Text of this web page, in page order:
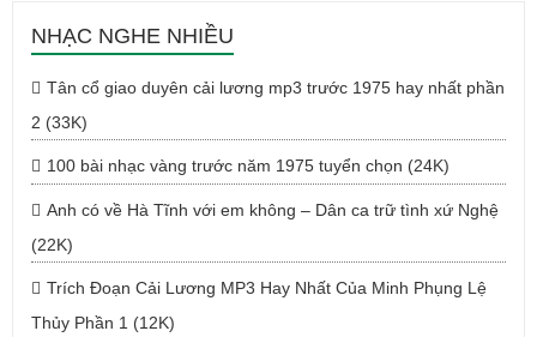
NHẠC NGHE NHIỀU
Tân cổ giao duyên cải lương mp3 trước 1975 hay nhất phần
2 (33K)
100 bài nhạc vàng trước năm 1975 tuyển chọn (24K)
Anh có về Hà Tĩnh với em không – Dân ca trữ tình xứ Nghệ
(22K)
Trích Đoạn Cải Lương MP3 Hay Nhất Của Minh Phụng Lệ
Thủy Phần 1 (12K)